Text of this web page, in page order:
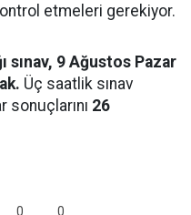
etmeleri gerekiyor.
sınav, 9 Ağustos Pazar
Üç saatlik sınav
sonuçlarını 26
0 0